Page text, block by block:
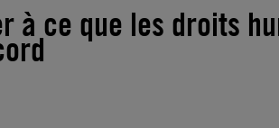
à ce que les droits